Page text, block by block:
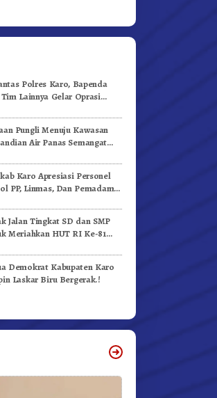
Polres Karo, Bapenda
Lainnya Gelar Oprasi
Pungli Menuju Kawasan
Air Panas Semangat
Karo Apresiasi Personel
PP, Linmas, Dan Pemadam
Jalan Tingkat SD dan SMP
Meriahkan HUT RI Ke-81
Demokrat Kabupaten Karo
Laskar Biru Bergerak.!